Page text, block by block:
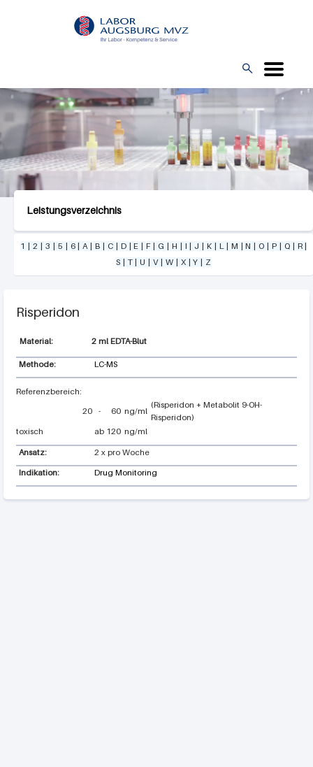
Direkt
zum
O

Leistungsverzeichnis
1 | 2 | 3 | 5 | 6 | A | B | C | D | E | F | G | H | I | J | K | L | M | N | O | P | Q | R |
S | T | U | V | W | X | Y | Z
Risperidon
2 ml EDTA-Blut
Methode: LC-MS
20 - 60 ng/ml
(Risperidon + Metabolit 9-OH-
Risperidon)
toxisch
ab 120 ng/ml
Ansatz: 2 x pro Woche
Indikation: Drug Monitoring